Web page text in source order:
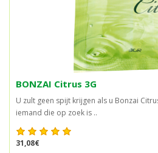
BONZAI Citrus 3G
U zult geen spijt krijgen als u Bonzai
iemand die op zoek is ..
31,08€